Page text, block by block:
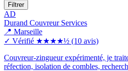
Filtrer
AD
Durand Couvreur Services
📍 Marseille
✓ Vérifié ★★★★½ (10 avis)
Couvreur-zingueur expérimenté, je
réfection, isolation de combles,